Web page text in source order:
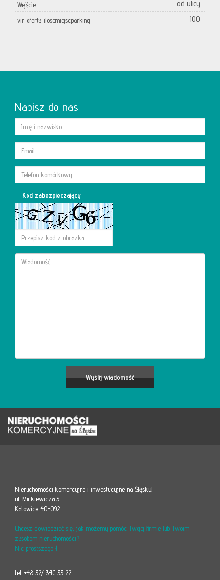
Wejście od ulicy
vir_oferta_iloscmiejscparking 100
Napisz do nas
Kod zabezpieczający
Nieruchomości komercyjne i inwestycyjne na Śląsku!
ul. Mickiewicza 3
Katowice 40-092
Chcesz dowiedzieć się, jak możemy pomóc Twojej firmie lub Twoim
zasobom nieruchomości?
Nic prostszego :)
tel. +48 32/ 340 33 22